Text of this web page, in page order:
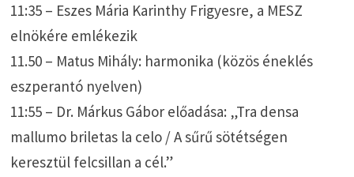
11:35 – Eszes Mária Karinthy Frigyesre, a MESZ
elnökére emlékezik
11.50 – Matus Mihály: harmonika (közös éneklés
eszperantó nyelven)
11:55 – Dr. Márkus Gábor előadása: „Tra densa
mallumo briletas la celo / A sűrű sötétségen
keresztül felcsillan a cél.”